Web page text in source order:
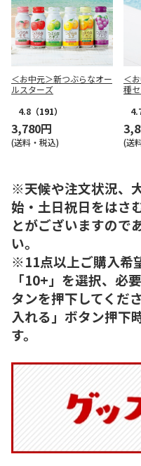
＜お中元＞新つぶらなオー
ルスターズ
4.8 （191）
3,780円
(送料・税込)
＜
種
(送
※天候や注文状況、
始・土日祝日をはさ
とがございますので
い。
※11点以上ご購入希
「10+」を選択、必
タンを押下してくだ
入れる」ボタン押下
す。